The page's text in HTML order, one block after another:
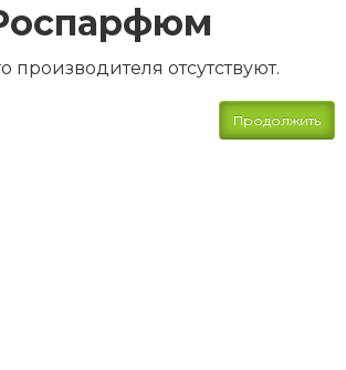
производителя отсутствуют.
Продолжить